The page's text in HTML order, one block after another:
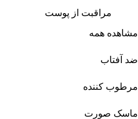
مراقبت از پوست
مشاهده همه
ضد آفتاب
مرطوب کننده
ماسک صورت